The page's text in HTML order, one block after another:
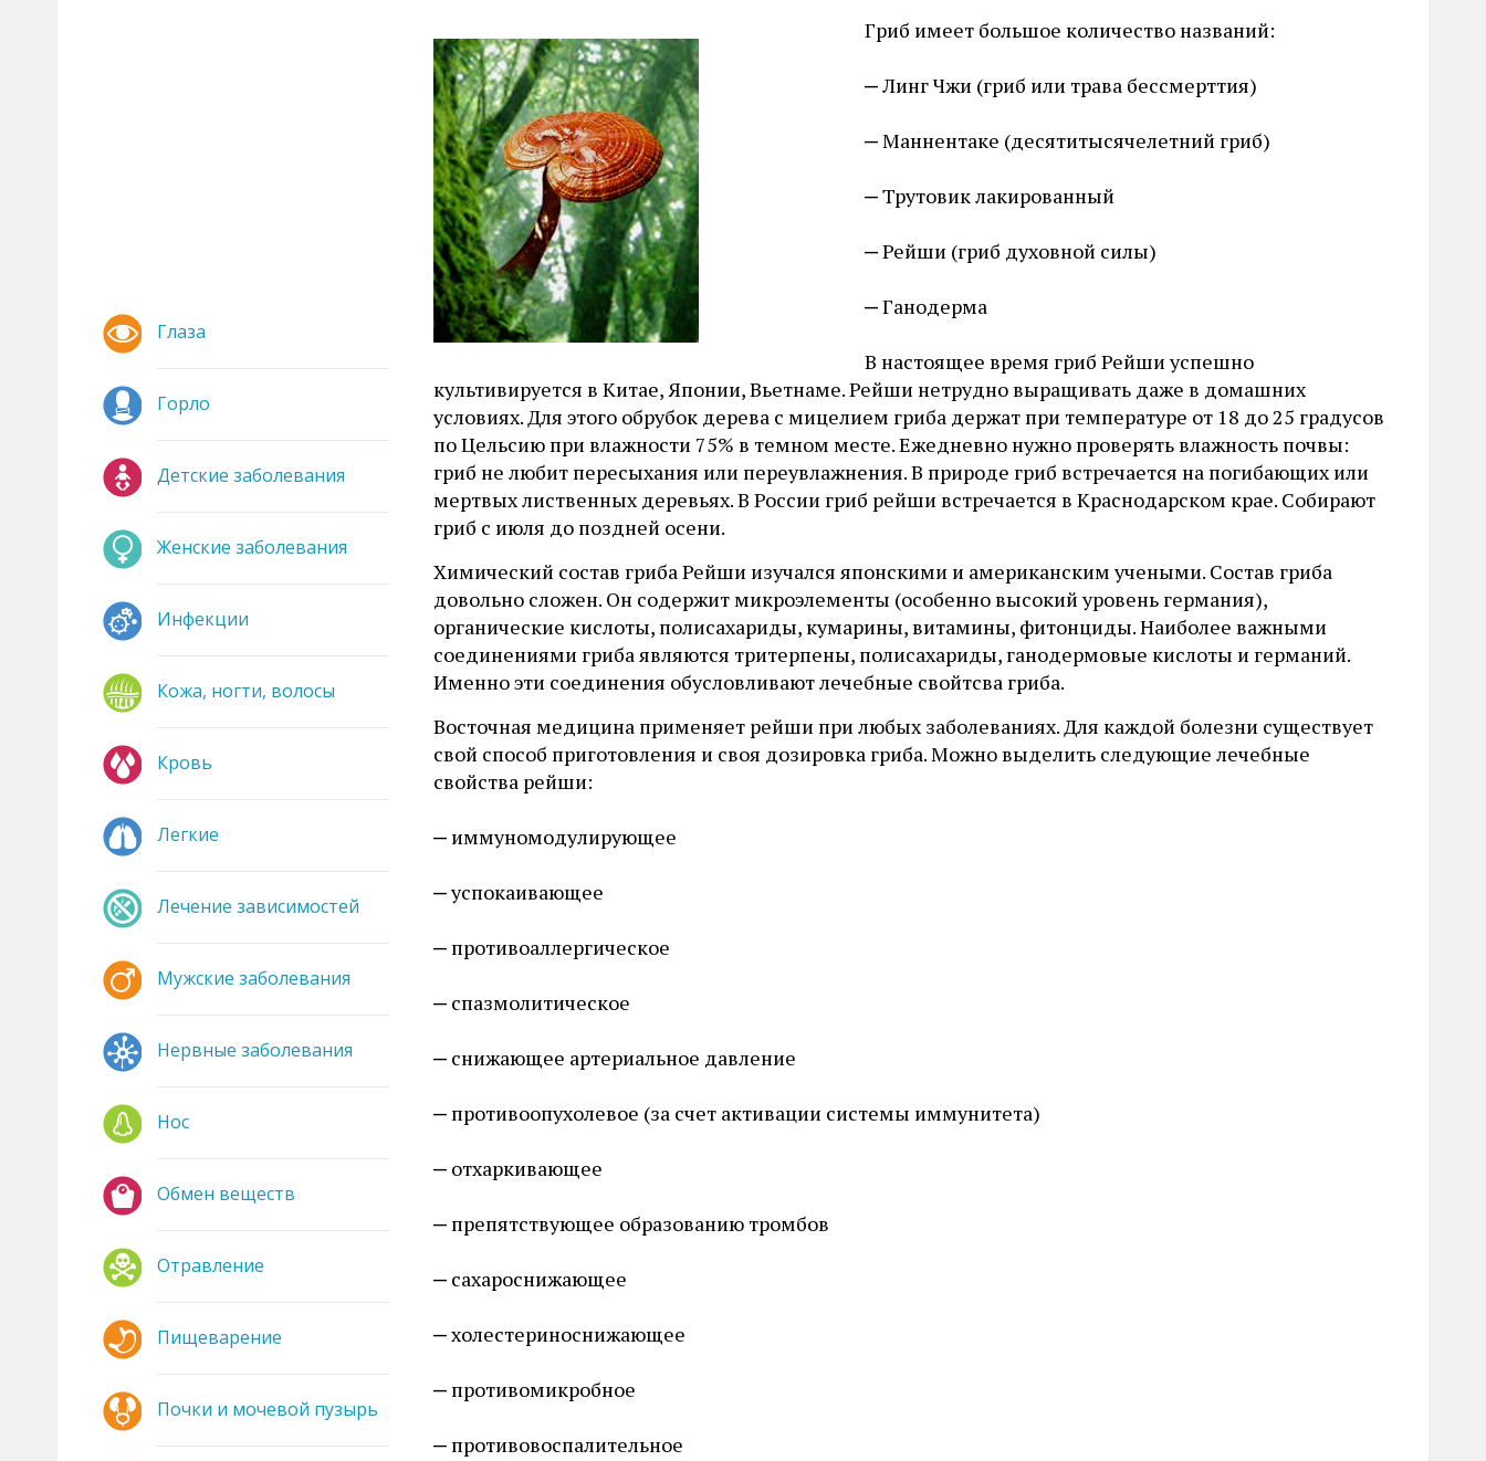
Гриб имеет большое количество названий:
Линг Чжи (гриб или трава бессмерттия)
Маннентаке (десятитысячелетний гриб)
Трутовик лакированный
Рейши (гриб духовной силы)
Ганодерма
В настоящее время гриб Рейши успешно
культивируется в Китае, Японии, Вьетнаме. Рейши нетрудно выращивать даже в домашних
условиях. Для этого обрубок дерева с мицелием гриба держат при температуре от 18 до 25 градусов
по Цельсию при влажности 75% в темном месте. Ежедневно нужно проверять влажность почвы:
гриб не любит пересыхания или переувлажнения. В природе гриб встречается на погибающих или
мертвых лиственных деревьях. В России гриб рейши встречается в Краснодарском крае. Собирают
гриб с июля до поздней осени.
Химический состав гриба Рейши изучался японскими и американским учеными. Состав гриба
довольно сложен. Он содержит микроэлементы (особенно высокий уровень германия),
органические кислоты, полисахариды, кумарины, витамины, фитонциды. Наиболее важными
соединениями гриба являются тритерпены, полисахариды, ганодермовые кислоты и германий.
Именно эти соединения обусловливают лечебные свойтсва гриба.
Восточная медицина применяет рейши при любых заболеваниях. Для каждой болезни существует
свой способ приготовления и своя дозировка гриба. Можно выделить следующие лечебные
свойства рейши:
иммуномодулирующее
успокаивающее
противоаллергическое
спазмолитическое
снижающее артериальное давление
противоопухолевое (за счет активации системы иммунитета)
отхаркивающее
препятствующее образованию тромбов
сахароснижающее
холестериноснижающее
противомикробное
противовоспалительное
Глаза
Горло
Детские заболевания
Женские заболевания
Инфекции
Кожа, ногти, волосы
Кровь
Легкие
Лечение зависимостей
Мужские заболевания
Нервные заболевания
Нос
Обмен веществ
Отравление
Пищеварение
Почки и мочевой пузырь